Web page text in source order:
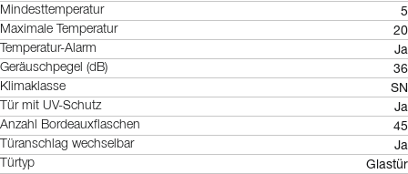
Mindesttemperatur 5
Maximale Temperatur 20
Temperatur-Alarm Ja
Geräuschpegel (dB) 36
Klimaklasse SN
Tür mit UV-Schutz Ja
Anzahl Bordeauxflaschen 45
Türanschlag wechselbar Ja
Türtyp Glastür